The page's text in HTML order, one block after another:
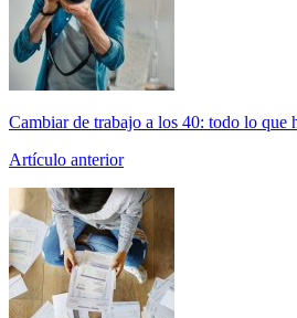
Cambiar de trabajo a los 40: todo lo que
Artículo anterior